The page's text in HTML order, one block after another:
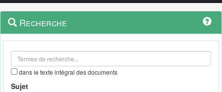
Navigation
outils
Menu
contextuel
Recherche
dans le texte intégral des documents
Sujet